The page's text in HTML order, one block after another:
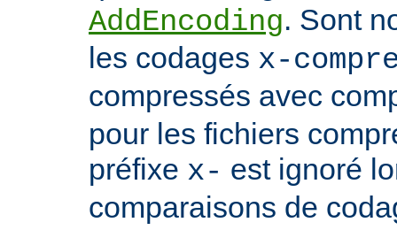
AddEncoding. Sont
les codages x-
compressés avec
pour les fichiers
préfixe x- est ignoré
comparaisons de